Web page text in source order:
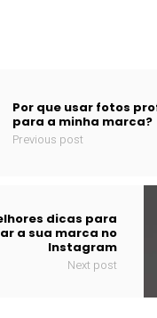
Por que usar fotos
para a minha marca?
Previous post
dicas para
a sua marca no
Instagram
Next post